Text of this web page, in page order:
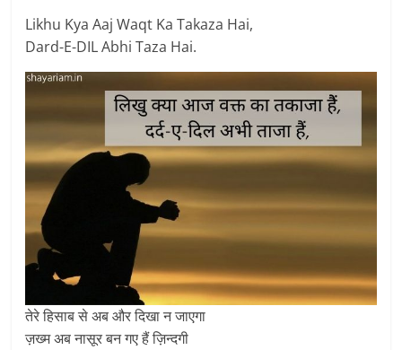
Likhu Kya Aaj Waqt Ka Takaza Hai,
Dard-E-DIL Abhi Taza Hai.
तेरे हिसाब से अब और दिखा न जाएगा
ज़ख्म अब नासूर बन गए हैं ज़िन्दगी